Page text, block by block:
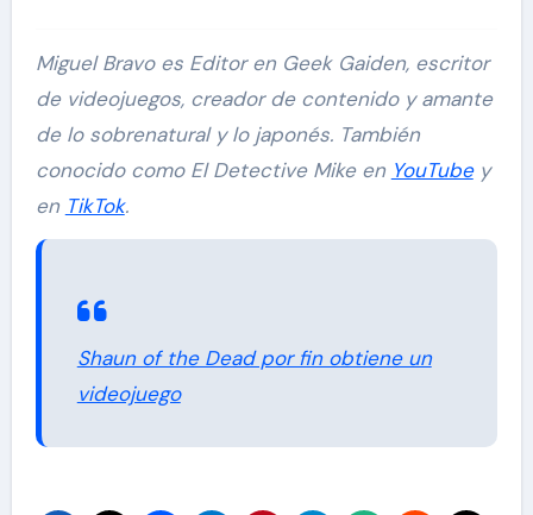
Miguel Bravo es Editor en Geek Gaiden, escritor
de videojuegos, creador de contenido y amante
de lo sobrenatural y lo japonés. También
conocido como El Detective Mike en YouTubey
en TikTok.
Shaun of the Dead por fin obtiene un
videojuego